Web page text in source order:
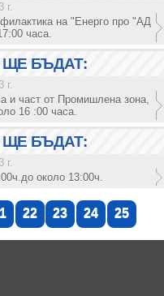
г.
на "Енерго про "АД
часа.
ЩЕ БЪДАТ:
г.
и част от Промишлена зона,
16 :00 часа.
ЩЕ БЪДАТ:
г.
около 13:00ч.
22 23 24 25